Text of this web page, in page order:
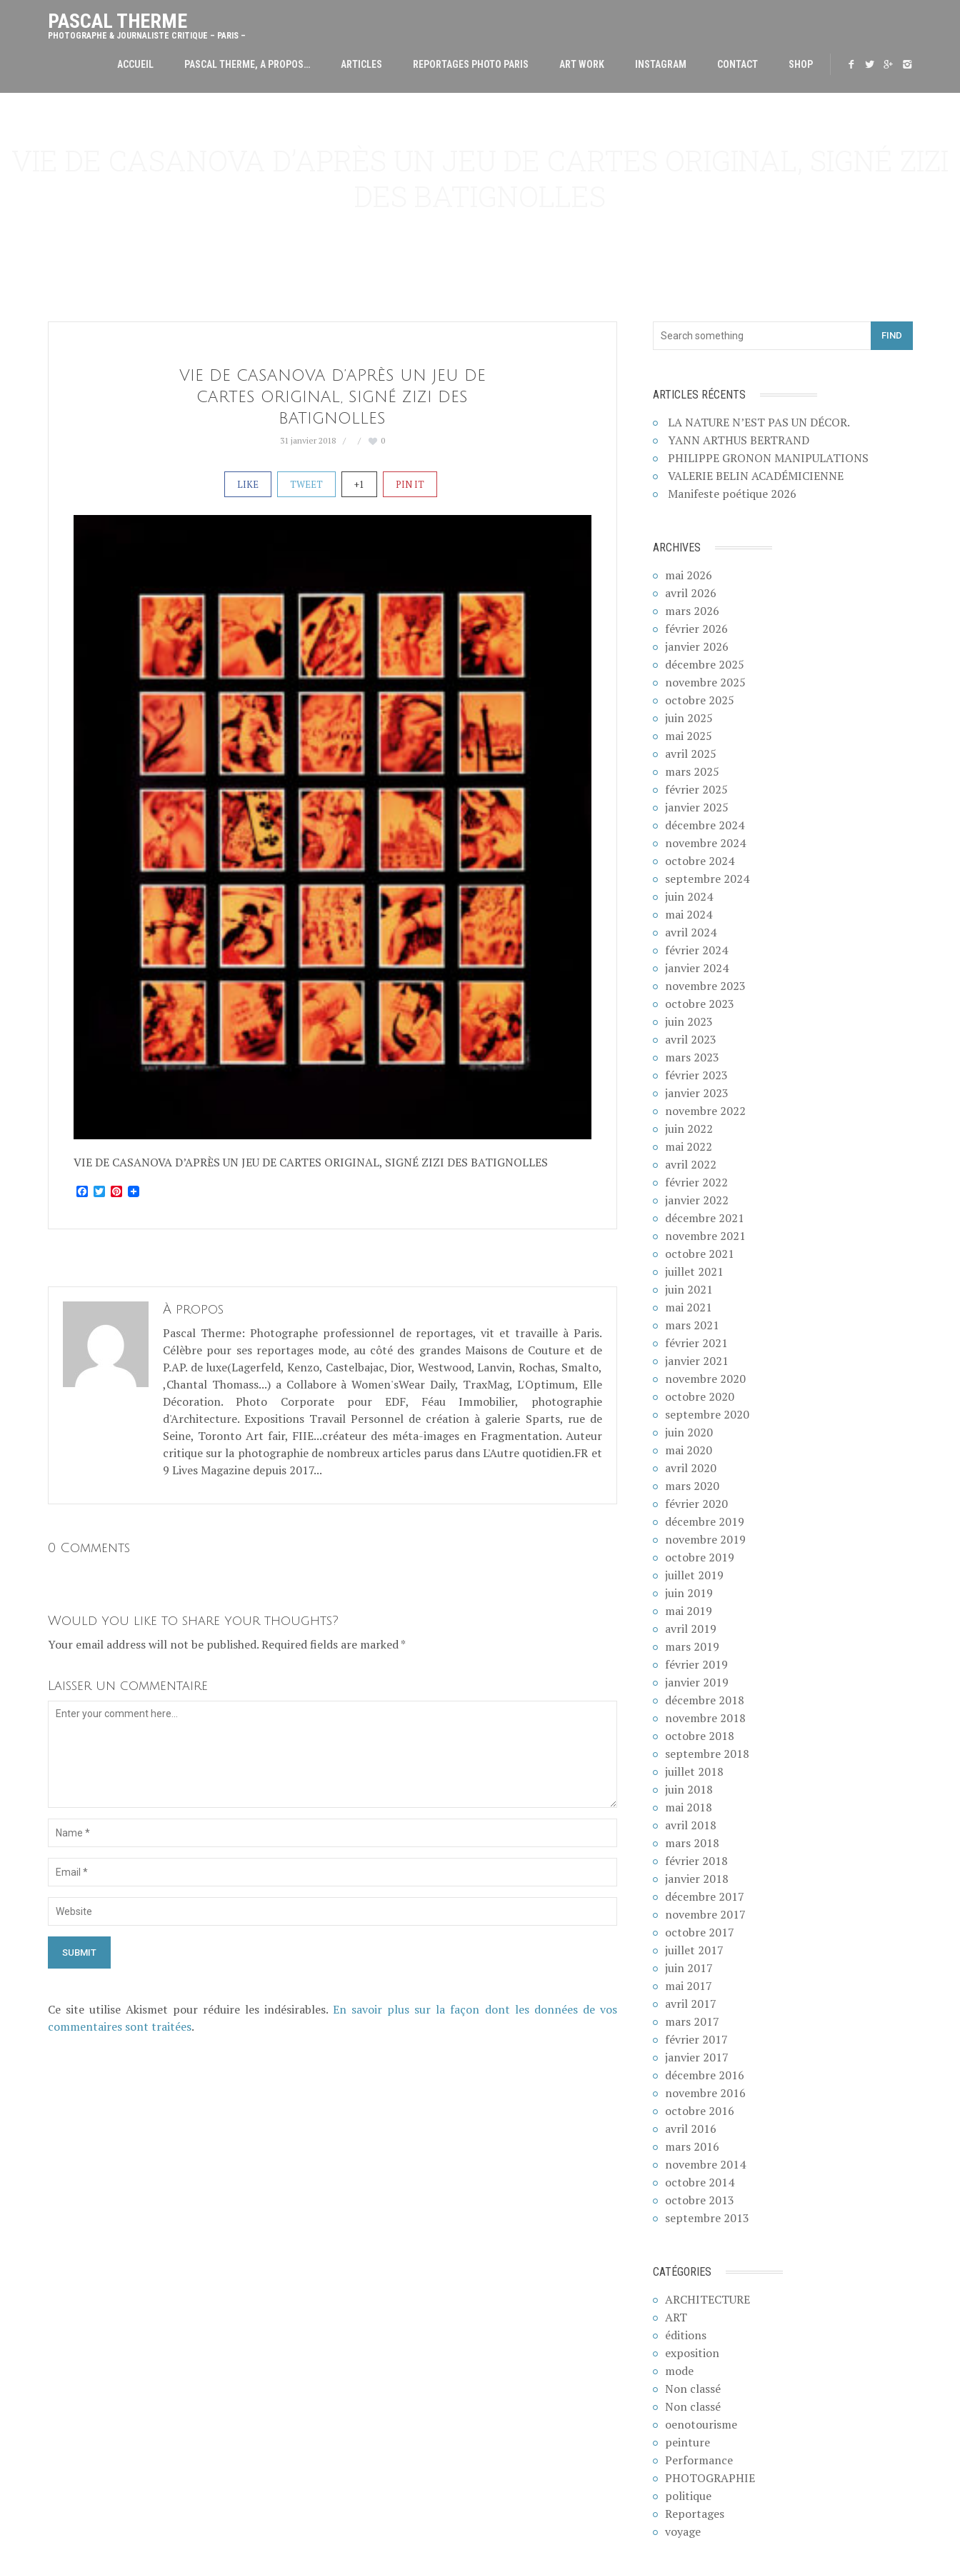
PASCAL THERME
PHOTOGRAPHE & JOURNALISTE CRITIQUE – PARIS –
ACCUEIL PASCAL THERME, A PROPOS… ARTICLES REPORTAGES PHOTO PARIS ART WORK INSTAGRAM CONTACT SHOP
VIE DE CASANOVA D’APRÈS UN JEU DE
CARTES ORIGINAL, SIGNÉ ZIZI DES
BATIGNOLLES
31 janvier 2018 0
LIKE TWEET +1 PIN IT
VIE DE CASANOVA D’APRÈS UN JEU DE CARTES ORIGINAL, SIGNÉ ZIZI DES BATIGNOLLES
Facebook
TwitterPinterest
À propos
Pascal Therme: Photographe professionnel de reportages, vit et travaille à Paris.
Célèbre pour ses reportages mode, au côté des grandes Maisons de Couture et de
P.AP. de luxe(Lagerfeld, Kenzo, Castelbajac, Dior, Westwood, Lanvin, Rochas, Smalto,
,Chantal Thomass...) a Collabore à Women'sWear Daily, TraxMag, L'Optimum, Elle
Décoration. Photo Corporate pour EDF, Féau Immobilier, photographie
d'Architecture. Expositions Travail Personnel de création à galerie Sparts, rue de
Seine, Toronto Art fair, FIIE...créateur des méta-images en Fragmentation. Auteur
critique sur la photographie de nombreux articles parus dans L'Autre quotidien.FR et
9 Lives Magazine depuis 2017...
0 Comments
Would you like to share your thoughts?
Your email address will not be published. Required fields are marked *
Laisser un commentaire
Ce site utilise Akismet pour réduire les indésirables.En savoir plus sur la façon dont les données de vos
commentaires sont traitées.
FIND
ARTICLES RÉCENTS
LA NATURE N’EST PAS UN DÉCOR.
YANN ARTHUS BERTRAND
PHILIPPE GRONON MANIPULATIONS
VALERIE BELIN ACADÉMICIENNE
Manifeste poétique 2026
ARCHIVES
mai 2026
avril 2026
mars 2026
février 2026
janvier 2026
décembre 2025
novembre 2025
octobre 2025
juin 2025
mai 2025
avril 2025
mars 2025
février 2025
janvier 2025
décembre 2024
novembre 2024
octobre 2024
septembre 2024
juin 2024
mai 2024
avril 2024
février 2024
janvier 2024
novembre 2023
octobre 2023
juin 2023
avril 2023
mars 2023
février 2023
janvier 2023
novembre 2022
juin 2022
mai 2022
avril 2022
février 2022
janvier 2022
décembre 2021
novembre 2021
octobre 2021
juillet 2021
juin 2021
mai 2021
mars 2021
février 2021
janvier 2021
novembre 2020
octobre 2020
septembre 2020
juin 2020
mai 2020
avril 2020
mars 2020
février 2020
décembre 2019
novembre 2019
octobre 2019
juillet 2019
juin 2019
mai 2019
avril 2019
mars 2019
février 2019
janvier 2019
décembre 2018
novembre 2018
octobre 2018
septembre 2018
juillet 2018
juin 2018
mai 2018
avril 2018
mars 2018
février 2018
janvier 2018
décembre 2017
novembre 2017
octobre 2017
juillet 2017
juin 2017
mai 2017
avril 2017
mars 2017
février 2017
janvier 2017
décembre 2016
novembre 2016
octobre 2016
avril 2016
mars 2016
novembre 2014
octobre 2014
octobre 2013
septembre 2013
CATÉGORIES
ARCHITECTURE
ART
éditions
exposition
mode
Non classé
Non classé
oenotourisme
peinture
Performance
PHOTOGRAPHIE
politique
Reportages
voyage